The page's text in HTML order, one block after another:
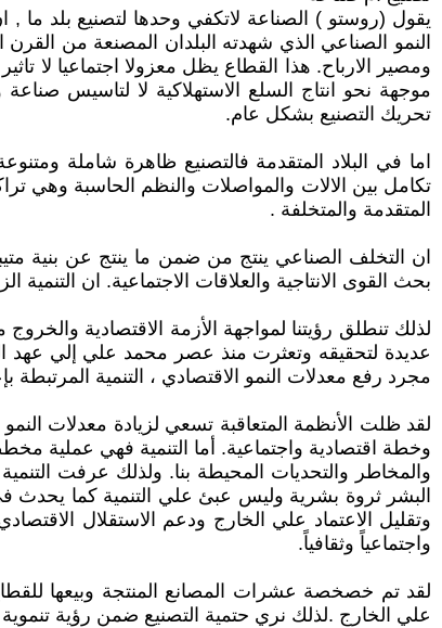
يقول (روستو ) الصناعة لاتكفي وحدها لتصنيع بلد ما ,
النمو الصناعي الذي شهدته البلدان المصنعة من
ومصير الارباح. هذا القطاع يظل معزولا اجتماعيا لا
موجهة نحو انتاج السلع الاستهلاكية لا لتاسيس
تحريك التصنيع بشكل عام.
اما في البلاد المتقدمة فالتصنيع ظاهرة شاملة
تكامل بين الالات والمواصلات والنظم الحاسبة وهي
المتقدمة والمتخلفة .
ان التخلف الصناعي ينتج من ضمن ما ينتج عن بنية
بحث القوى الانتاجية والعلاقات الاجتماعية. ان
لذلك تنطلق رؤيتنا لمواجهة الأزمة الاقتصادية
عديدة لتحقيقه وتعثرت منذ عصر محمد علي إلي عهد
مجرد رفع معدلات النمو الاقتصادي ، التنمية المرتبطة
لقد ظلت الأنظمة المتعاقبة تسعي لزيادة معدلات
وخطة اقتصادية واجتماعية. أما التنمية فهي عملية
والمخاطر والتحديات المحيطة بنا. ولذلك عرفت
البشر ثروة بشرية وليس عبئ علي التنمية كما يحدث
وتقليل الاعتماد علي الخارج ودعم الاستقلال
واجتماعياً وثقافياً.
لقد تم خصخصة عشرات المصانع المنتجة وبيعها
علي الخارج .لذلك نري حتمية التصنيع ضمن رؤية تنموية